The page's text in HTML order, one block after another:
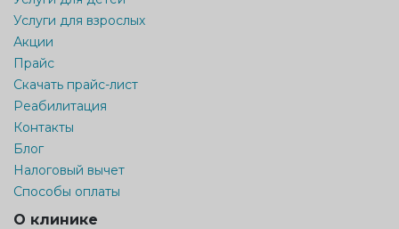
Услуги для взрослых
Акции
Прайс
Скачать прайс-лист
Реабилитация
Контакты
Блог
Налоговый вычет
Способы оплаты
О клинике